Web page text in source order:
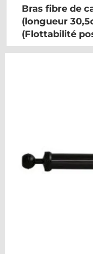
IDEES CADEAUX
Guides
Bras fibre de
(longueur
(Flottabilité